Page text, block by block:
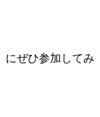
にぜひ参加してみ